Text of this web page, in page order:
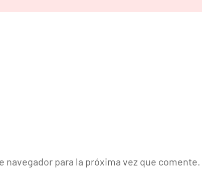
para la próxima vez que comente.